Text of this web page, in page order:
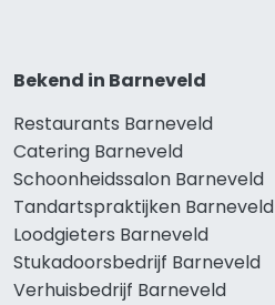
Bekend in Barneveld
Restaurants Barneveld
Catering Barneveld
Schoonheidssalon Barneveld
Tandartspraktijken Barneveld
Loodgieters Barneveld
Stukadoorsbedrijf Barneveld
Verhuisbedrijf Barneveld